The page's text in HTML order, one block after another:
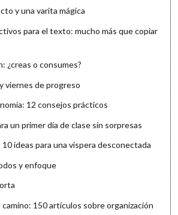
y una varita mágica
para el texto: mucho más que copiar
¿creas o consumes?
viernes de progreso
12 consejos prácticos
un primer día de clase sin sorpresas
ideas para una víspera desconectada
y enfoque
150 artículos sobre organización